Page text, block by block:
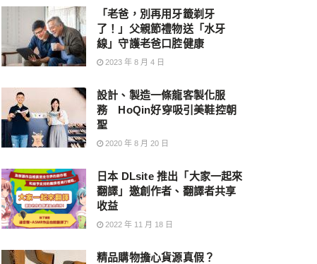
「老爸，別再用牙籤剃牙
了！」父親節禮物送「水牙
線」守護老爸口腔健康
2023 年 8 月 4 日
設計、製造一條龍客製化服
務 HoQin好穿吸引美鞋控朝
聖
2020 年 8 月 20 日
日本 DLsite 推出「大家一起來
翻譯」邀創作者、翻譯者共享
收益
2022 年 11 月 18 日
精品購物擔心貨源真假？